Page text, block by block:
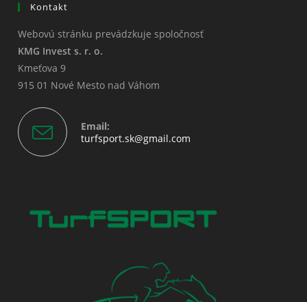
Kontakt
Webovú stránku prevádzkuje spoločnosť
KMG Invest s. r. o.
Kmeťova 9
915 01 Nové Mesto nad Váhom
Email:
turfsport.sk@gmail.com